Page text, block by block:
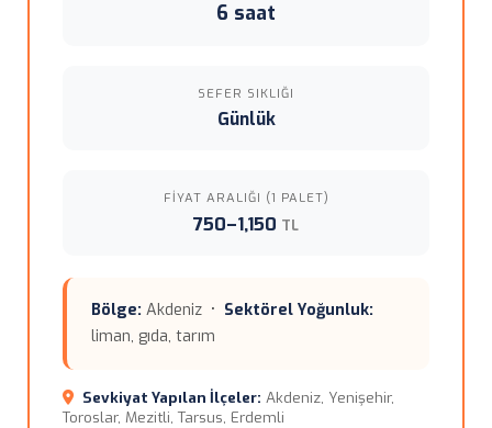
6 saat
SEFER SIKLIĞI
Günlük
FIYAT ARALIĞI (1 PALET)
750–1,150 TL
Bölge: Akdeniz • Sektörel Yoğunluk:
liman, gıda, tarım
Sevkiyat Yapılan İlçeler: Akdeniz, Yenişehir,
Toroslar, Mezitli, Tarsus, Erdemli